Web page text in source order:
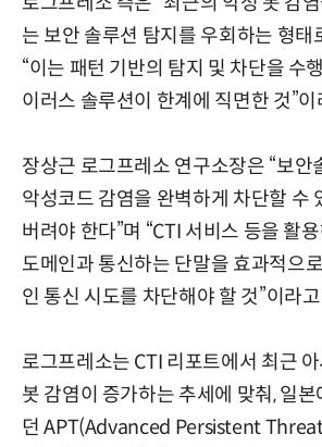
는 보안 솔루션 탐지를 우회하는 형태
“이는 패턴 기반의 탐지 및 차단을 수
이러스 솔루션이 한계에 직면한 것”
장상근 로그프레소 연구소장은 “보안
악성코드 감염을 완벽하게 차단할 수
버려야 한다”며 “CTI 서비스 등을 활
도메인과 통신하는 단말을 효과적으
인 통신 시도를 차단해야 할 것”이라
로그프레소는 CTI 리포트에서 최근
봇 감염이 증가하는 추세에 맞춰, 일
던 APT(Advanced Persistent